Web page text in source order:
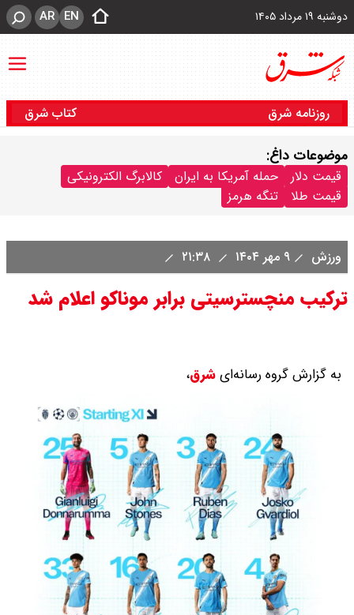
دوشنبه ۱۹ مرداد ۱۴۰۵ EN
AR
روزنامه شرق کتاب شرق
موضوعات داغ:
قیمت دلار حمله آمریکا به ایران
کالابرگ الکترونیکی
قیمت طلا
تنگه هرمز
ورزش ۹ مهر ۱۴۰۴
ترکیب منچسترسیتی برابر موناکو اعلام شد
به گزارش گروه رسانه‌ایشرق،